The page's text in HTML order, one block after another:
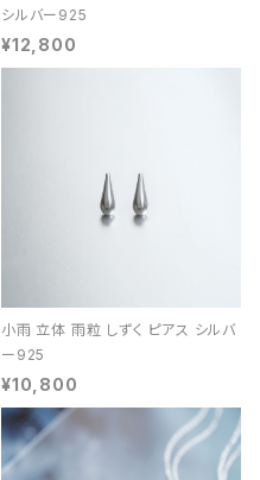
シルバー925
¥12,800
小雨 立体 雨粒 しずく ピアス シルバ
ー925
¥10,800